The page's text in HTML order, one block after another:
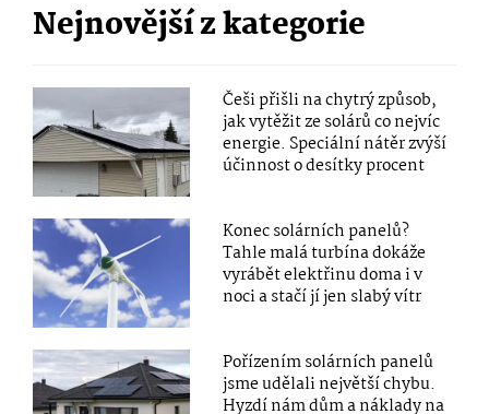
Nejnovější z kategorie
Češi přišli na chytrý způsob,
jak vytěžit ze solárů co nejvíc
energie. Speciální nátěr zvýší
účinnost o desítky procent
Konec solárních panelů?
Tahle malá turbína dokáže
vyrábět elektřinu doma i v
noci a stačí jí jen slabý vítr
Pořízením solárních panelů
jsme udělali největší chybu.
Hyzdí nám dům a náklady na